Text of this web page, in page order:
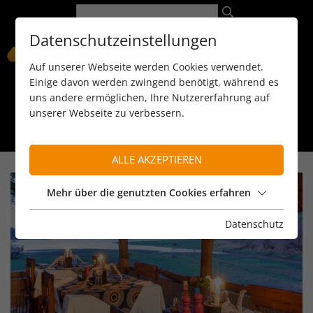
089 / 8 11 90 15
Datenschutzeinstellungen
Auf unserer Webseite werden Cookies verwendet.
Einige davon werden zwingend benötigt, während es
uns andere ermöglichen, Ihre Nutzererfahrung auf
unserer Webseite zu verbessern.
ALLE AKZEPTIEREN
Mehr über die genutzten Cookies erfahren
Datenschutz